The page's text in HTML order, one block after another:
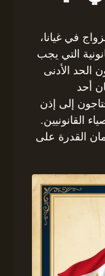
في غيانا،
التي يجب
الحد الأدنى
إذا كان أحد
إلى إذن
القانونيين.
القدرة على